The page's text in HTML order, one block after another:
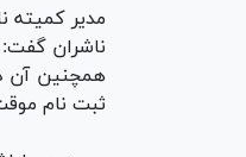
مدیر کمیته
همچنین آن
ثبت نام